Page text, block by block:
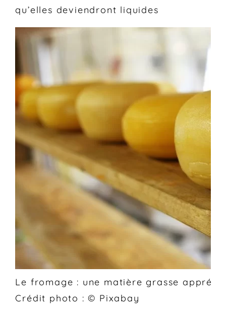
qu’elles deviendront liquides
Le fromage : une matière grasse
Crédit photo : © Pixabay